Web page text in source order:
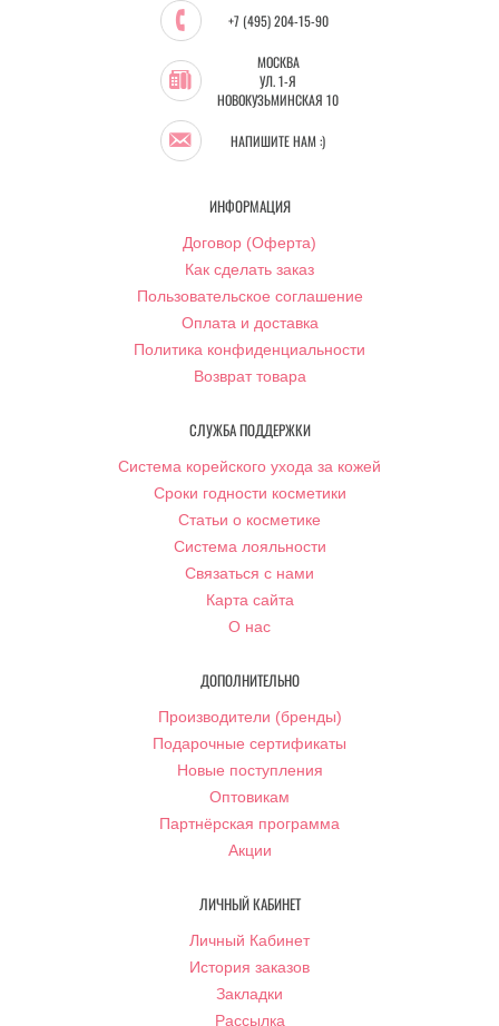
+7 (495) 204-15-90
МОСКВА
УЛ. 1-Я
НОВОКУЗЬМИНСКАЯ 10
НАПИШИТЕ НАМ :)
ИНФОРМАЦИЯ
Договор (Оферта)
Как сделать заказ
Пользовательское соглашение
Оплата и доставка
Политика конфиденциальности
Возврат товара
СЛУЖБА ПОДДЕРЖКИ
Система корейского ухода за кожей
Сроки годности косметики
Статьи о косметике
Система лояльности
Связаться с нами
Карта сайта
О нас
ДОПОЛНИТЕЛЬНО
Производители (бренды)
Подарочные сертификаты
Новые поступления
Оптовикам
Партнёрская программа
Акции
ЛИЧНЫЙ КАБИНЕТ
Личный Кабинет
История заказов
Закладки
Рассылка